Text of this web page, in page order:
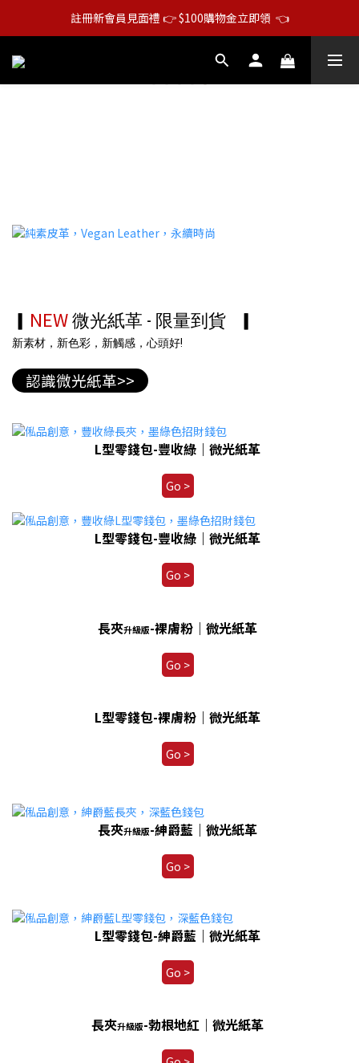
註冊新會員見面禮 👉 $100購物金立即領  👈
▎ NEW 微光紙革 - 限量到貨 ▎
新素材，新色彩，新觸感，心頭好!
L型零錢包-豐收綠｜微光紙革
Go >
L型零錢包-豐收綠｜微光紙革
Go >
長夾升級版-裸膚粉｜微光紙革
Go >
L型零錢包-裸膚粉｜微光紙革
Go >
長夾升級版-紳爵藍｜微光紙革
Go >
L型零錢包-紳爵藍｜微光紙革
Go >
長夾升級版-勃根地紅｜微光紙革